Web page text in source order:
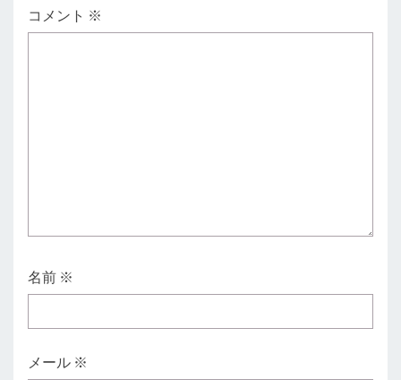
コメント ※
名前 ※
メール ※